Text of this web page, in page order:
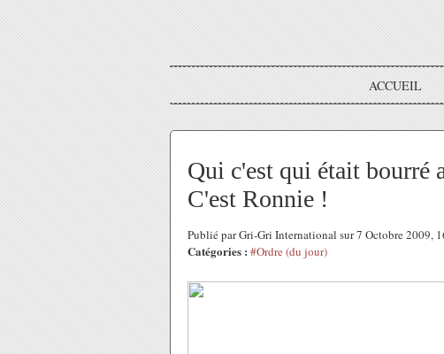
ACCUEIL
Qui c'est qui était bourré
C'est Ronnie !
Publié par Gri-Gri International sur 7 Octobre 2009,
Catégories : #Ordre (du jour)